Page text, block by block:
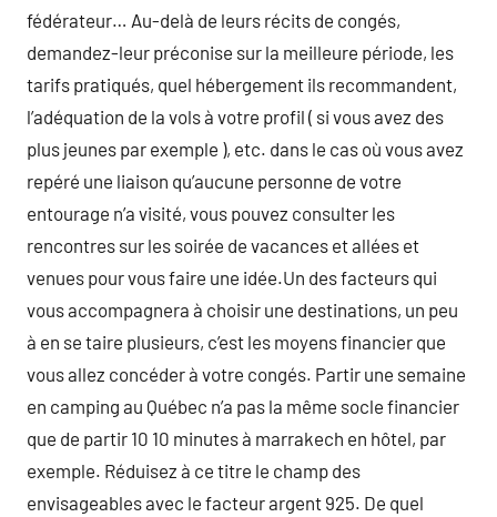
fédérateur… Au-delà de leurs récits de congés,
demandez-leur préconise sur la meilleure période, les
tarifs pratiqués, quel hébergement ils recommandent,
l’adéquation de la vols à votre profil ( si vous avez des
plus jeunes par exemple ), etc. dans le cas où vous avez
repéré une liaison qu’aucune personne de votre
entourage n’a visité, vous pouvez consulter les
rencontres sur les soirée de vacances et allées et
venues pour vous faire une idée.Un des facteurs qui
vous accompagnera à choisir une destinations, un peu
à en se taire plusieurs, c’est les moyens financier que
vous allez concéder à votre congés. Partir une semaine
en camping au Québec n’a pas la même socle financier
que de partir 10 10 minutes à marrakech en hôtel, par
exemple. Réduisez à ce titre le champ des
envisageables avec le facteur argent 925. De quel